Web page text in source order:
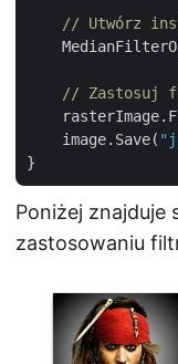
// Utwórz
// Zastosuj
    image.Save(
Poniżej znajduje
zastosowaniu